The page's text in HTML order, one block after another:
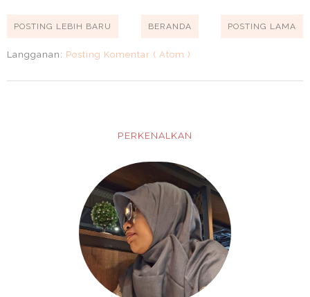
POSTING LEBIH BARU POSTING LAMA
BERANDA
Langganan: Posting Komentar ( Atom )
PERKENALKAN